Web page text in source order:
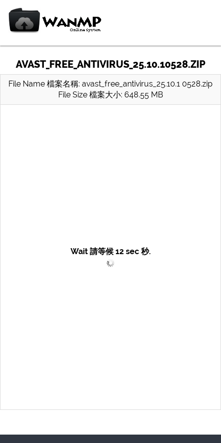
AVAST_FREE_ANTIVIRUS_25.10.10528.ZIP
File Name 檔案名稱: avast_free_antivirus_25.10.1 0528.zip
File Size 檔案大小: 648.55 MB
Wait 請等候 12sec 秒.